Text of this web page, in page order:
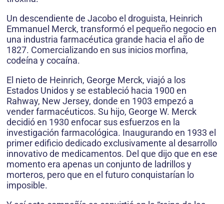
Un descendiente de Jacobo el droguista, Heinrich
Emmanuel Merck, transformó el pequeño negocio en
una industria farmacéutica grande hacia el año de
1827. Comercializando en sus inicios morfina,
codeína y cocaína.
El nieto de Heinrich, George Merck, viajó a los
Estados Unidos y se estableció hacia 1900 en
Rahway, New Jersey, donde en 1903 empezó a
vender farmacéuticos. Su hijo, George W. Merck
decidió en 1930 enfocar sus esfuerzos en la
investigación farmacológica. Inaugurando en 1933 el
primer edificio dedicado exclusivamente al desarrollo
innovativo de medicamentos. Del que dijo que en ese
momento era apenas un conjunto de ladrillos y
morteros, pero que en el futuro conquistarían lo
imposible.